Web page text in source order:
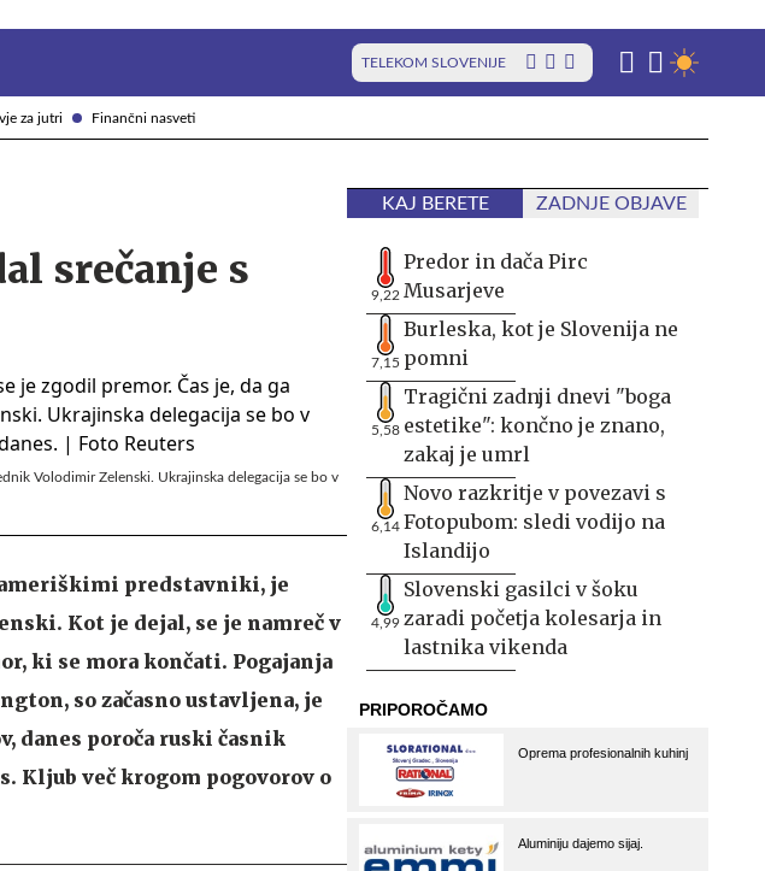
za jutri Finančni nasveti
TELEKOM SLOVENIJE
srečanje s
Volodimir Zelenski. Ukrajinska delegacija se bo v
ameriškimi predstavniki, je
. Kot je dejal, se je namreč v
ki se mora končati. Pogajanja
so začasno ustavljena, je
poroča ruski časnik
Kljub več krogom pogovorov o
KAJ BERETE ZADNJE OBJAVE
9,22
Predor in dača Pirc
Musarjeve
7,15
Burleska, kot je Slovenija ne
pomni
5,58
Tragični zadnji dnevi "boga
estetike": končno je znano,
zakaj je umrl
6,14
Novo razkritje v povezavi s
Fotopubom: sledi vodijo na
Islandijo
4,99
Slovenski gasilci v šoku
zaradi početja kolesarja in
lastnika vikenda